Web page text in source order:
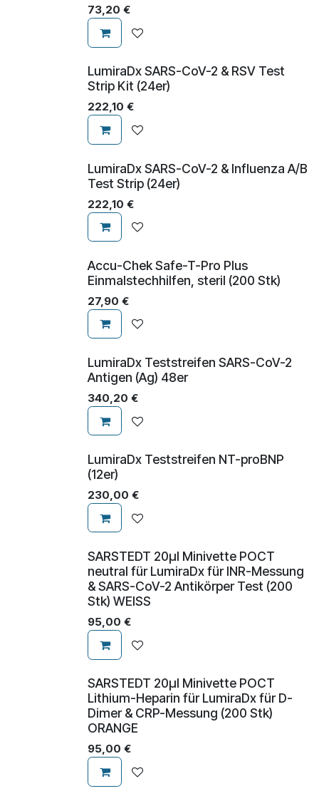
73,20 €
​​​​​LumiraDx SARS-CoV-2 & RSV Test
Strip Kit (24er)
222,10 €
​​​​​LumiraDx SARS-CoV-2 & Influenza A/B
Test Strip (24er)
222,10 €
Accu-Chek Safe-T-Pro Plus
Einmalstechhilfen, steril (200 Stk)
27,90 €
LumiraDx Teststreifen SARS-CoV-2
Antigen (Ag) 48er
340,20 €
LumiraDx Teststreifen NT-proBNP
(12er)
230,00 €
​​​​​SARSTEDT 20µl Minivette POCT
neutral für LumiraDx für INR-Messung
& SARS-CoV-2 Antikörper Test (200
Stk) WEISS
95,00 €
SARSTEDT 20µl Minivette POCT
Lithium-Heparin für LumiraDx für D-
Dimer & CRP-Messung (200 Stk)
ORANGE
95,00 €